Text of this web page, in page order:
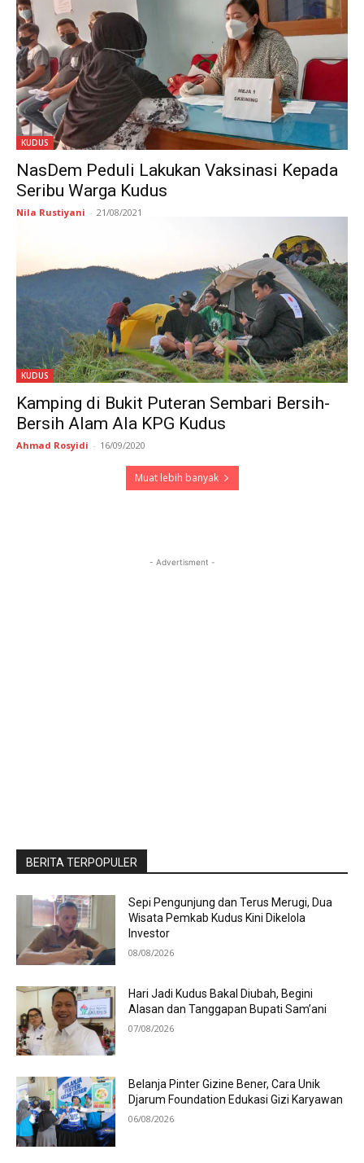
KUDUS
NasDem Peduli Lakukan Vaksinasi Kepada
Seribu Warga Kudus
Nila Rustiyani - 21/08/2021
KUDUS
Kamping di Bukit Puteran Sembari Bersih-
Bersih Alam Ala KPG Kudus
Ahmad Rosyidi - 16/09/2020
Muat lebih banyak
- Advertisment -
BERITA TERPOPULER
Sepi Pengunjung dan Terus Merugi, Dua
Wisata Pemkab Kudus Kini Dikelola
Investor
08/08/2026
Hari Jadi Kudus Bakal Diubah, Begini
Alasan dan Tanggapan Bupati Sam’ani
07/08/2026
Belanja Pinter Gizine Bener, Cara Unik
Djarum Foundation Edukasi Gizi Karyawan
06/08/2026